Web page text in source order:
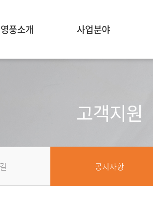
영풍소개 사업분야
고객지원
공지사항